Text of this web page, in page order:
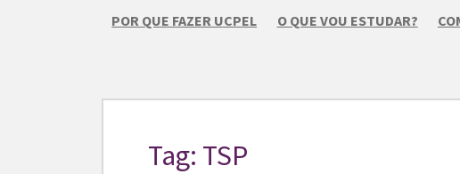
POR QUE FAZER UCPEL O QUE VOU ESTUDAR?
Tag: TSP